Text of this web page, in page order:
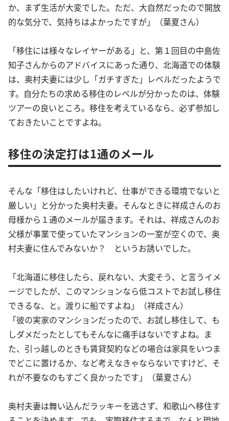
か、まず生活が大変でした。ただ、大自然だったので開放
的な気分で、気持ちはよかったですが」（葉夏さん）
「移住には様々なレイヤーがある」と、第１回目の中島佐
知子さんからのアドバイスにあった通り、北海道での体験
は、奥村夫妻には少し「ガチすぎた」レベルだったようで
す。自分たちの求める移住のレベルが分かったのは、体験
ツアーの良いところ。移住を考えているなら、必ず参加し
ておきたいことですよね。
移住の決定打は1通のメール
そんな「移住はしたいけれど、仕事ができる環境でないと
厳しい」と分かった奥村夫妻。そんなときに祥成さんのお
母様から１通のメールが届きます。それは、祥成さんのお
父様が事業で使っていたマンションの一室が空くので、奥
村夫妻に住んでみないか？ というお誘いでした。
「北海道に移住したら、戻れない、大変そう、と言うイメ
ージでしたが、このマンションなら低コストでお試し移住
できるな、と。渡りに船ですよね」（祥成さん）
「彼の実家のマンションだったので、お試し移住して、も
しダメだったとしてもそんなに痛手はないですよね。ま
た、引っ越しのときも賃貸契約などの場合は家具をいつま
でどこに置けるか、など考えなきゃならないですけど、そ
れが不要なのもすごく良かったです」（葉夏さん）
奥村夫妻は舞い込んだラッキーを逃さず、和歌山へ移住す